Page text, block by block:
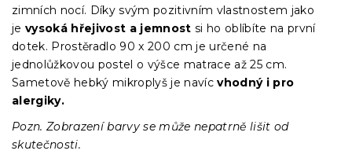
zimních nocí. Díky svým pozitivním vlastnostem jako
je vysoká hřejivost a jemnost si ho oblíbíte na první
dotek. Prostěradlo 90 x 200 cm je určené na
jednolůžkovou postel o výšce matrace až 25 cm.
Sametově hebký mikroplyš je navícvhodný i pro
alergiky.
Pozn. Zobrazení barvy se může nepatrně lišit od
skutečnosti.